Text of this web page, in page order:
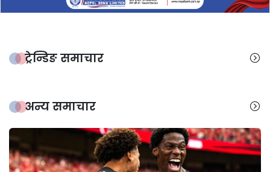
ट्रेन्डिङ समाचार
अन्य समाचार